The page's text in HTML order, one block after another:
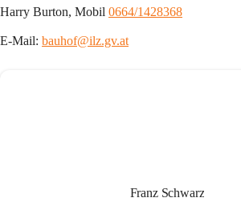
Harry Burton, Mobil 0664/1428368
E-Mail: bauhof@ilz.gv.at
Franz Schwarz